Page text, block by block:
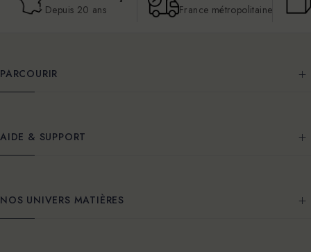
Depuis 20 ans France métropolitaine
PARCOURIR
AIDE & SUPPORT
NOS UNIVERS MATIÈRES